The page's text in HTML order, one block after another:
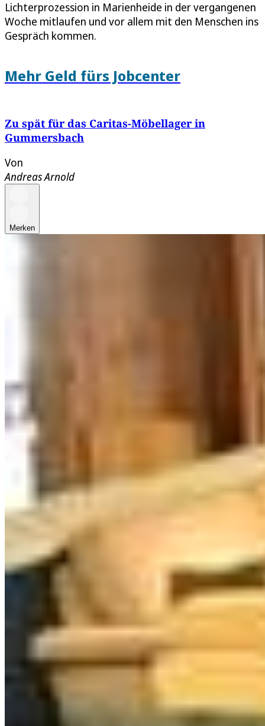
Lichterprozession in Marienheide in der vergangenen
Woche mitlaufen und vor allem mit den Menschen ins
Gespräch kommen.
Mehr Geld fürs Jobcenter
Zu spät für das Caritas-Möbellager in
Gummersbach
Von
Andreas Arnold
Merken